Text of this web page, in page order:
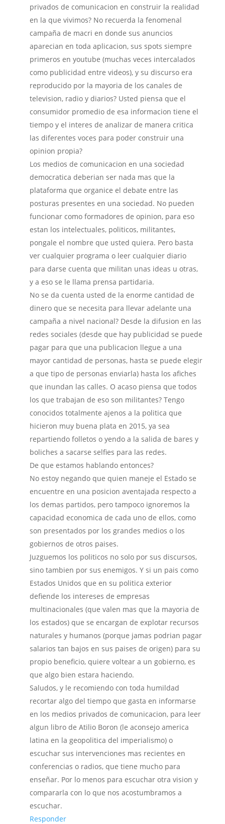
privados de comunicacion en construir la realidad
en la que vivimos? No recuerda la fenomenal
campaña de macri en donde sus anuncios
aparecian en toda aplicacion, sus spots siempre
primeros en youtube (muchas veces intercalados
como publicidad entre videos), y su discurso era
reproducido por la mayoria de los canales de
television, radio y diarios? Usted piensa que el
consumidor promedio de esa informacion tiene el
tiempo y el interes de analizar de manera critica
las diferentes voces para poder construir una
opinion propia?
Los medios de comunicacion en una sociedad
democratica deberian ser nada mas que la
plataforma que organice el debate entre las
posturas presentes en una sociedad. No pueden
funcionar como formadores de opinion, para eso
estan los intelectuales, politicos, militantes,
pongale el nombre que usted quiera. Pero basta
ver cualquier programa o leer cualquier diario
para darse cuenta que militan unas ideas u otras,
y a eso se le llama prensa partidaria.
No se da cuenta usted de la enorme cantidad de
dinero que se necesita para llevar adelante una
campaña a nivel nacional? Desde la difusion en las
redes sociales (desde que hay publicidad se puede
pagar para que una publicacion llegue a una
mayor cantidad de personas, hasta se puede elegir
a que tipo de personas enviarla) hasta los afiches
que inundan las calles. O acaso piensa que todos
los que trabajan de eso son militantes? Tengo
conocidos totalmente ajenos a la politica que
hicieron muy buena plata en 2015, ya sea
repartiendo folletos o yendo a la salida de bares y
boliches a sacarse selfies para las redes.
De que estamos hablando entonces?
No estoy negando que quien maneje el Estado se
encuentre en una posicion aventajada respecto a
los demas partidos, pero tampoco ignoremos la
capacidad economica de cada uno de ellos, como
son presentados por los grandes medios o los
gobiernos de otros paises.
Juzguemos los politicos no solo por sus discursos,
sino tambien por sus enemigos. Y si un pais como
Estados Unidos que en su politica exterior
defiende los intereses de empresas
multinacionales (que valen mas que la mayoria de
los estados) que se encargan de explotar recursos
naturales y humanos (porque jamas podrian pagar
salarios tan bajos en sus paises de origen) para su
propio beneficio, quiere voltear a un gobierno, es
que algo bien estara haciendo.
Saludos, y le recomiendo con toda humildad
recortar algo del tiempo que gasta en informarse
en los medios privados de comunicacion, para leer
algun libro de Atilio Boron (le aconsejo america
latina en la geopolitica del imperialismo) o
escuchar sus intervenciones mas recientes en
conferencias o radios, que tiene mucho para
enseñar. Por lo menos para escuchar otra vision y
compararla con lo que nos acostumbramos a
escuchar.
Responder